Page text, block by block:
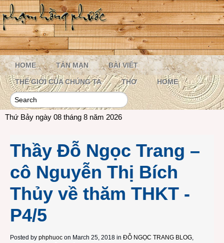
HOME TẢN MẠN BÀI VIẾT
THẾ GIỚI CỦA CHÚNG TA THƠ HOME
Thứ Bảy ngày 08 tháng 8 năm 2026
Thầy Đỗ Ngọc Trang –
cô Nguyễn Thị Bích
Thủy về thăm THKT -
P4/5
Posted by phphuoc on March 25, 2018 in ĐỖ NGỌC TRANG BLOG,